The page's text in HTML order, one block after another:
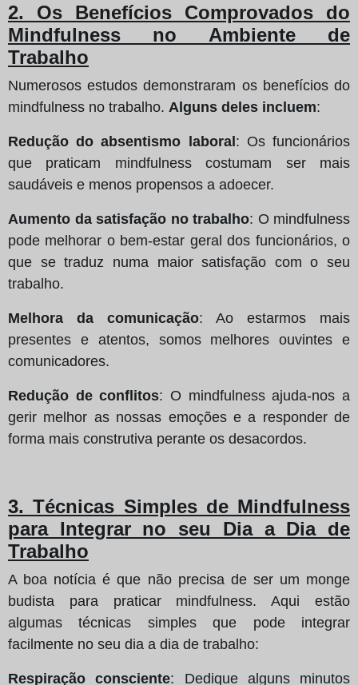
2. Os Benefícios Comprovados do
Mindfulness no Ambiente de
Trabalho
Numerosos estudos demonstraram os benefícios do
mindfulness no trabalho. Alguns deles incluem:
Redução do absentismo laboral: Os funcionários
que praticam mindfulness costumam ser mais
saudáveis e menos propensos a adoecer.
Aumento da satisfação no trabalho: O mindfulness
pode melhorar o bem-estar geral dos funcionários, o
que se traduz numa maior satisfação com o seu
trabalho.
Melhora da comunicação: Ao estarmos mais
presentes e atentos, somos melhores ouvintes e
comunicadores.
Redução de conflitos: O mindfulness ajuda-nos a
gerir melhor as nossas emoções e a responder de
forma mais construtiva perante os desacordos.
3. Técnicas Simples de Mindfulness
para Integrar no seu Dia a Dia de
Trabalho
A boa notícia é que não precisa de ser um monge
budista para praticar mindfulness. Aqui estão
algumas técnicas simples que pode integrar
facilmente no seu dia a dia de trabalho:
Respiração consciente: Dedique alguns minutos